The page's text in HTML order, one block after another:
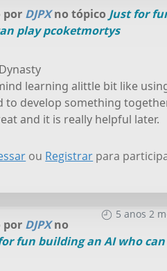
por DJPXno tópico Just for
play pcoketmortys
learning alittle bit like
to develop something
and it is really helpful later.
ou Registrar para
5 anos 2
por DJPXno
fun building an AI who